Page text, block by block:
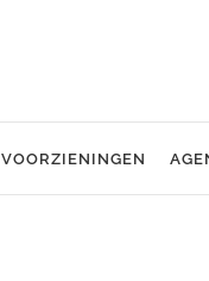
VOORZIENINGEN